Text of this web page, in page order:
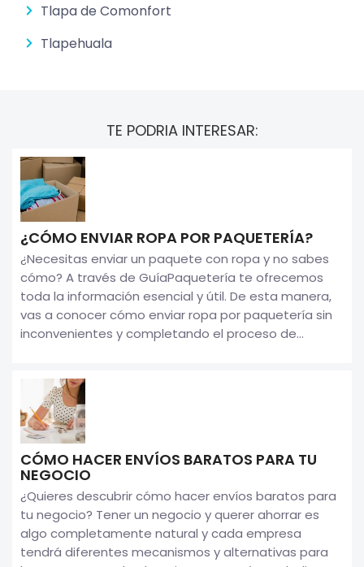
Tlapa de Comonfort
Tlapehuala
TE PODRIA INTERESAR:
¿CÓMO ENVIAR ROPA POR PAQUETERÍA?
¿Necesitas enviar un paquete con ropa y no sabes
cómo? A través de GuíaPaquetería te ofrecemos
toda la información esencial y útil. De esta manera,
vas a conocer cómo enviar ropa por paquetería sin
inconvenientes y completando el proceso de...
CÓMO HACER ENVÍOS BARATOS PARA TU
NEGOCIO
¿Quieres descubrir cómo hacer envíos baratos para
tu negocio? Tener un negocio y querer ahorrar es
algo completamente natural y cada empresa
tendrá diferentes mecanismos y alternativas para